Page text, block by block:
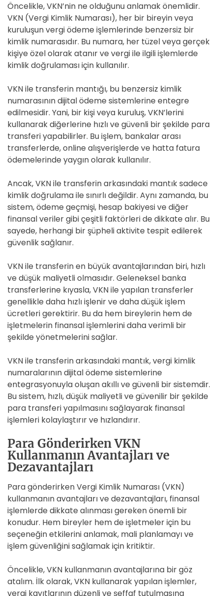
Öncelikle, VKN’nin ne olduğunu anlamak önemlidir.
VKN (Vergi Kimlik Numarası), her bir bireyin veya
kuruluşun vergi ödeme işlemlerinde benzersiz bir
kimlik numarasıdır. Bu numara, her tüzel veya gerçek
kişiye özel olarak atanır ve vergi ile ilgili işlemlerde
kimlik doğrulaması için kullanılır.
VKN ile transferin mantığı, bu benzersiz kimlik
numarasının dijital ödeme sistemlerine entegre
edilmesidir. Yani, bir kişi veya kuruluş, VKN’lerini
kullanarak diğerlerine hızlı ve güvenli bir şekilde para
transferi yapabilirler. Bu işlem, bankalar arası
transferlerde, online alışverişlerde ve hatta fatura
ödemelerinde yaygın olarak kullanılır.
Ancak, VKN ile transferin arkasındaki mantık sadece
kimlik doğrulama ile sınırlı değildir. Aynı zamanda, bu
sistem, ödeme geçmişi, hesap bakiyesi ve diğer
finansal veriler gibi çeşitli faktörleri de dikkate alır. Bu
sayede, herhangi bir şüpheli aktivite tespit edilerek
güvenlik sağlanır.
VKN ile transferin en büyük avantajlarından biri, hızlı
ve düşük maliyetli olmasıdır. Geleneksel banka
transferlerine kıyasla, VKN ile yapılan transferler
genellikle daha hızlı işlenir ve daha düşük işlem
ücretleri gerektirir. Bu da hem bireylerin hem de
işletmelerin finansal işlemlerini daha verimli bir
şekilde yönetmelerini sağlar.
VKN ile transferin arkasındaki mantık, vergi kimlik
numaralarının dijital ödeme sistemlerine
entegrasyonuyla oluşan akıllı ve güvenli bir sistemdir.
Bu sistem, hızlı, düşük maliyetli ve güvenilir bir şekilde
para transferi yapılmasını sağlayarak finansal
işlemleri kolaylaştırır ve hızlandırır.
Para Gönderirken VKN
Kullanmanın Avantajları ve
Dezavantajları
Para gönderirken Vergi Kimlik Numarası (VKN)
kullanmanın avantajları ve dezavantajları, finansal
işlemlerde dikkate alınması gereken önemli bir
konudur. Hem bireyler hem de işletmeler için bu
seçeneğin etkilerini anlamak, mali planlamayı ve
işlem güvenliğini sağlamak için kritiktir.
Öncelikle, VKN kullanmanın avantajlarına bir göz
atalım. İlk olarak, VKN kullanarak yapılan işlemler,
vergi kayıtlarının düzenli ve şeffaf tutulmasına